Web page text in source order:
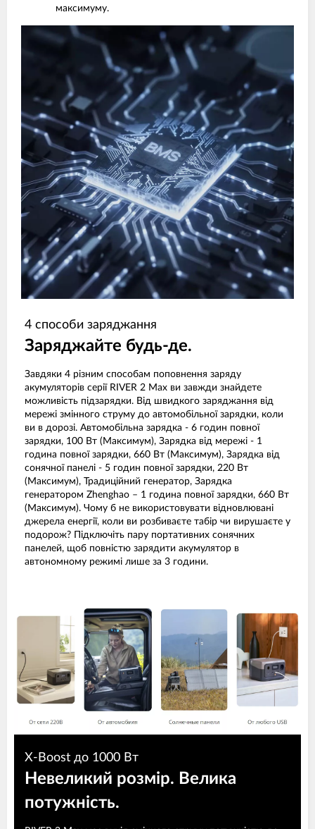
максимуму.
4 способи заряджання
Заряджайте будь-де.
Завдяки 4 різним способам поповнення заряду
акумуляторів серії RIVER 2 Max ви завжди знайдете
можливість підзарядки. Від швидкого заряджання від
мережі змінного струму до автомобільної зарядки, коли
ви в дорозі. Автомобільна зарядка - 6 годин повної
зарядки, 100 Вт (Максимум), Зарядка від мережі - 1
година повної зарядки, 660 Вт (Максимум), Зарядка від
сонячної панелі - 5 годин повної зарядки, 220 Вт
(Максимум), Традиційний генератор, Зарядка
генератором Zhenghao – 1 година повної зарядки, 660 Вт
(Максимум). Чому б не використовувати відновлювані
джерела енергії, коли ви розбиваєте табір чи вирушаєте у
подорож? Підключіть пару портативних сонячних
панелей, щоб повністю зарядити акумулятор в
автономному режимі лише за 3 години.
X-Boost до 1000 Вт
Невеликий розмір. Велика
потужність.